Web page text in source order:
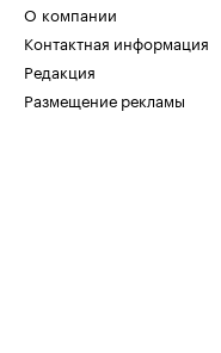
О компании
Контактная информация
Редакция
Размещение рекламы